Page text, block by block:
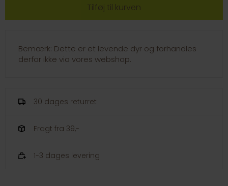
Bemærk: Dette er et levende dyr og forhandles
derfor ikke via vores webshop.
30 dages returret
Fragt fra 39,-
1-3 dages levering